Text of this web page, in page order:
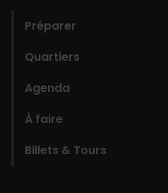
Préparer
Quartiers
Agenda
À faire
Billets & Tours